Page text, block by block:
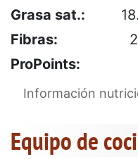
Grasa sat.:
Fibras:
ProPoints:
Información
Equipo de